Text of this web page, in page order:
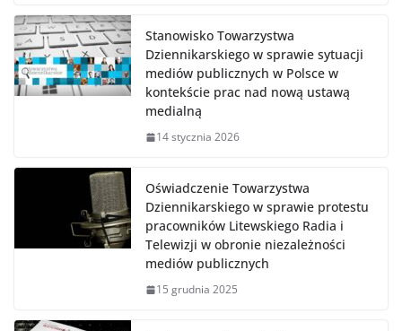
Stanowisko Towarzystwa
Dziennikarskiego w sprawie sytuacji
mediów publicznych w Polsce w
kontekście prac nad nową ustawą
medialną
14 stycznia 2026
Oświadczenie Towarzystwa
Dziennikarskiego w sprawie protestu
pracowników Litewskiego Radia i
Telewizji w obronie niezależności
mediów publicznych
15 grudnia 2025